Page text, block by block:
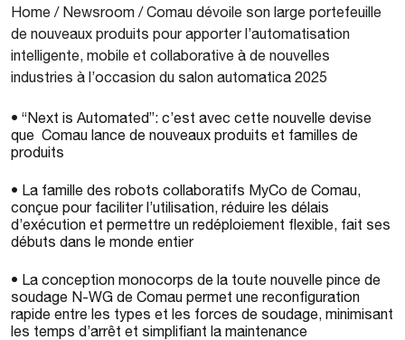
Home / Newsroom /Comau dévoile son large portefeuille
de nouveaux produits pour apporter l’automatisation
intelligente, mobile et collaborative à de nouvelles
industries à l’occasion du salon automatica 2025
• “Next is Automated”: c’est avec cette nouvelle devise
que Comau lance de nouveaux produits et familles de
produits
• La famille des robots collaboratifs MyCo de Comau,
conçue pour faciliter l’utilisation, réduire les délais
d’exécution et permettre un redéploiement flexible, fait ses
débuts dans le monde entier
• La conception monocorps de la toute nouvelle pince de
soudage N-WG de Comau permet une reconfiguration
rapide entre les types et les forces de soudage, minimisant
les temps d’arrêt et simplifiant la maintenance